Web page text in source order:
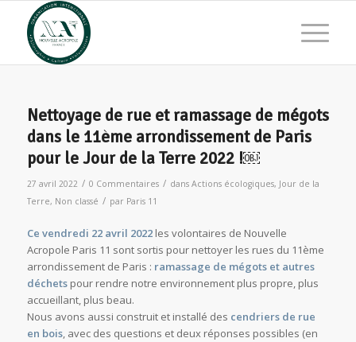
Nettoyage de rue et ramassage de mégots
dans le 11ème arrondissement de Paris
pour le Jour de la Terre 2022 !￼
27 avril 2022 / 0 Commentaires / dans Actions écologiques, Jour de la
Terre, Non classé / par Paris 11
Ce vendredi 22 avril 2022les volontaires de Nouvelle
Acropole Paris 11 sont sortis pour nettoyer les rues du 11ème
arrondissement de Paris : ramassage de mégots et autres
déchetspour rendre notre environnement plus propre, plus
accueillant, plus beau.
Nous avons aussi construit et installé des cendriers de rue
en bois, avec des questions et deux réponses possibles (en